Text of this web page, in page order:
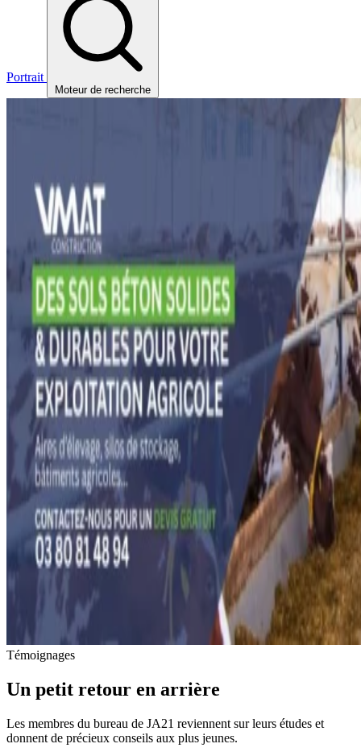
Portrait
Moteur de recherche
Témoignages
Un petit retour en arrière
Les membres du bureau de JA21 reviennent sur leurs études et
donnent de précieux conseils aux plus jeunes.